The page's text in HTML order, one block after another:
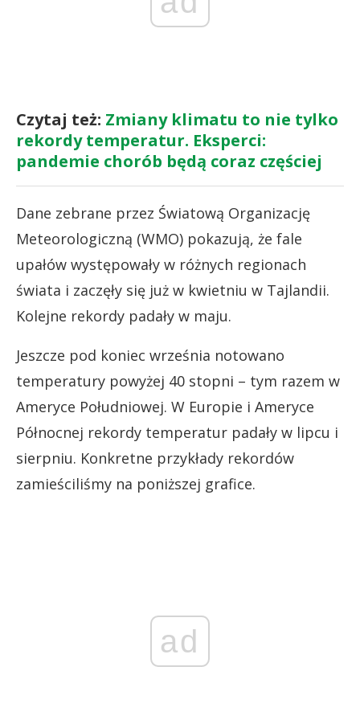
Czytaj też: Zmiany klimatu to nie tylko
rekordy temperatur. Eksperci:
pandemie chorób będą coraz częściej
Dane zebrane przez Światową Organizację
Meteorologiczną (WMO) pokazują, że fale
upałów występowały w różnych regionach
świata i zaczęły się już w kwietniu w Tajlandii.
Kolejne rekordy padały w maju.
Jeszcze pod koniec września notowano
temperatury powyżej 40 stopni – tym razem w
Ameryce Południowej. W Europie i Ameryce
Północnej rekordy temperatur padały w lipcu i
sierpniu. Konkretne przykłady rekordów
zamieściliśmy na poniższej grafice.
ad